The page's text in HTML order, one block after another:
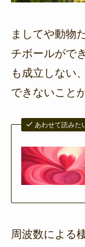
ましてや動物
チボールがで
も成立しない
できないこと
あわせて読みた
周波数による